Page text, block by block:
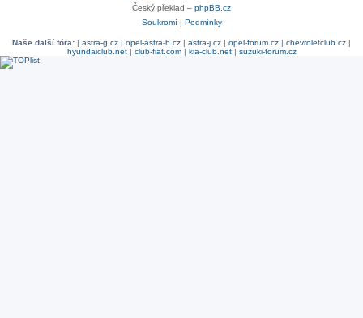
Český překlad – phpBB.cz
Soukromí| Podmínky
Naše další fóra: | astra-g.cz | opel-astra-h.cz | astra-j.cz | opel-forum.cz | chevroletclub.cz |
hyundaiclub.net| club-fiat.com| kia-club.net| suzuki-forum.cz